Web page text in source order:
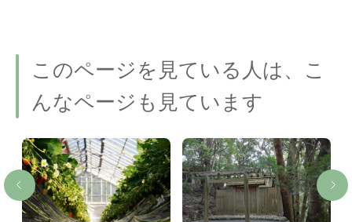
このページを見ている人は、こ
んなページも見ています